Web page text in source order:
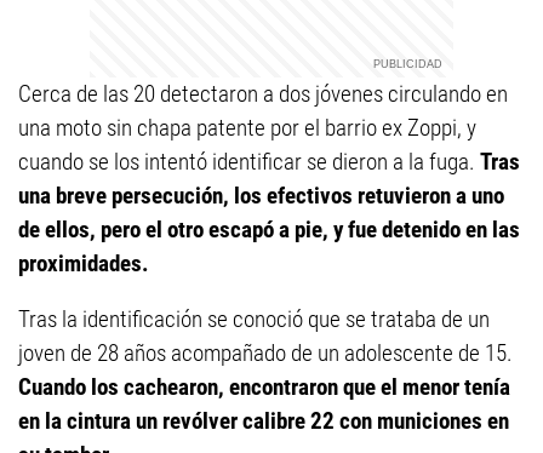
Cerca de las 20 detectaron a dos jóvenes circulando en
una moto sin chapa patente por el barrio ex Zoppi, y
cuando se los intentó identificar se dieron a la fuga. Tras
una breve persecución, los efectivos retuvieron a uno
de ellos, pero el otro escapó a pie, y fue detenido en las
proximidades.
Tras la identificación se conoció que se trataba de un
joven de 28 años acompañado de un adolescente de 15.
Cuando los cachearon, encontraron que el menor tenía
en la cintura un revólver calibre 22 con municiones en